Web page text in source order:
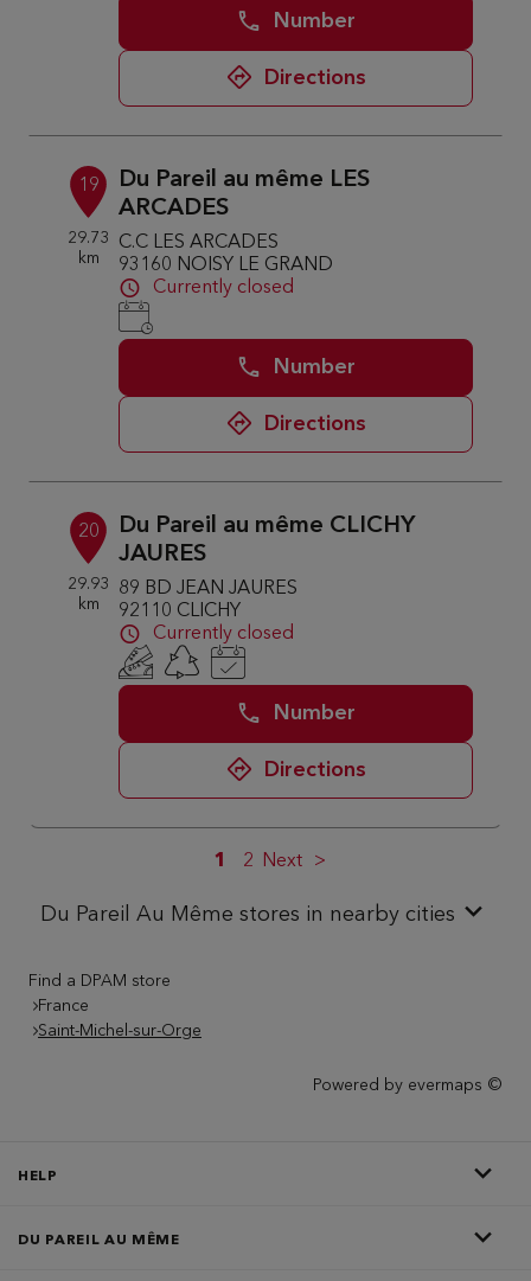
Number
Directions
19
29.73
km
Du Pareil au même LES
ARCADES
C.C LES ARCADES
93160 NOISY LE GRAND
Currently closed
Number
Directions
20
29.93
km
Du Pareil au même CLICHY
JAURES
89 BD JEAN JAURES
92110 CLICHY
Currently closed
Number
Directions
1 2 Next
Du Pareil Au Même stores in nearby cities
Find a DPAM store
France
Saint-Michel-sur-Orge
Powered by evermaps ©
HELP
DU PAREIL AU MÊME